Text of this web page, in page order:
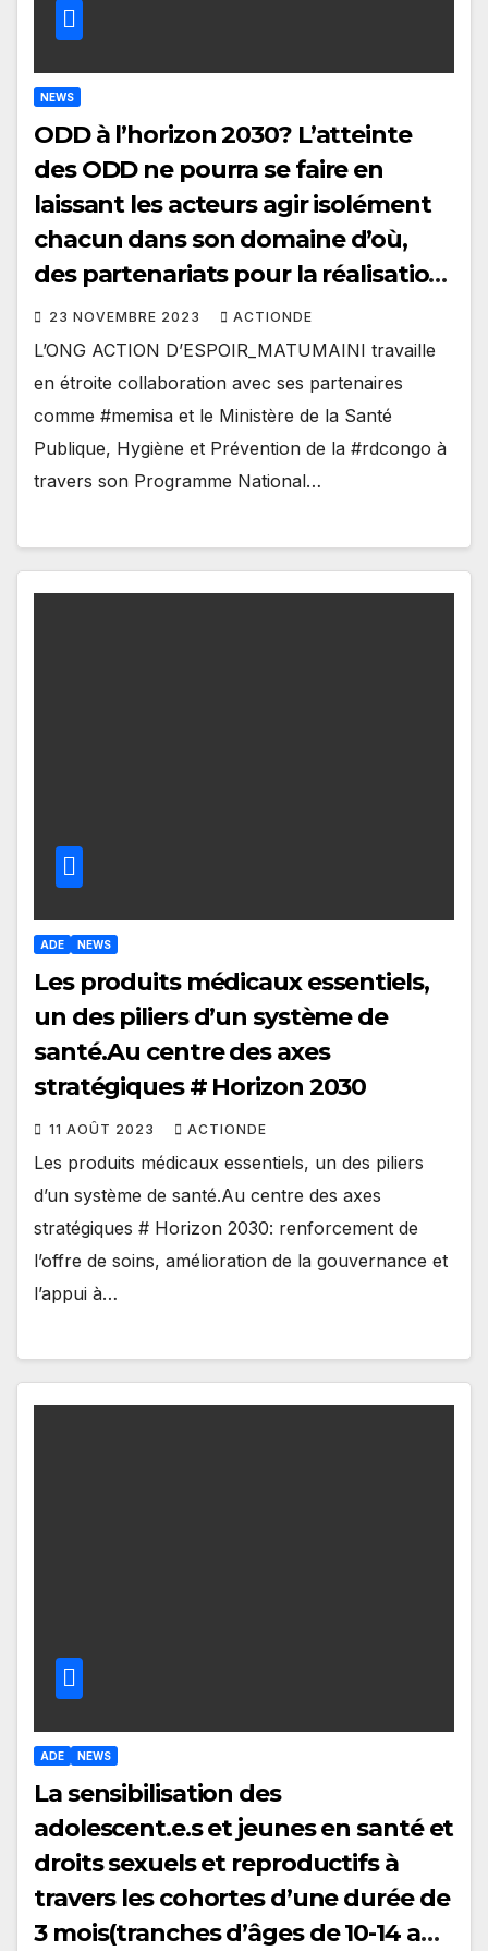
NEWS
ODD à l’horizon 2030? L’atteinte
des ODD ne pourra se faire en
laissant les acteurs agir isolément
chacun dans son domaine d’où,
des partenariats pour la réalisation
des objectifs(ODD 17)
23 NOVEMBRE 2023 ACTIONDE
L’ONG ACTION D’ESPOIR_MATUMAINI travaille
en étroite collaboration avec ses partenaires
comme #memisa et le Ministère de la Santé
Publique, Hygiène et Prévention de la #rdcongo à
travers son Programme National…
ADE NEWS
Les produits médicaux essentiels,
un des piliers d’un système de
santé.Au centre des axes
stratégiques # Horizon 2030
11 AOÛT 2023 ACTIONDE
Les produits médicaux essentiels, un des piliers
d’un système de santé.Au centre des axes
stratégiques # Horizon 2030: renforcement de
l’offre de soins, amélioration de la gouvernance et
l’appui à…
ADE NEWS
La sensibilisation des
adolescent.e.s et jeunes en santé et
droits sexuels et reproductifs à
travers les cohortes d’une durée de
3 mois(tranches d’âges de 10-14 ans